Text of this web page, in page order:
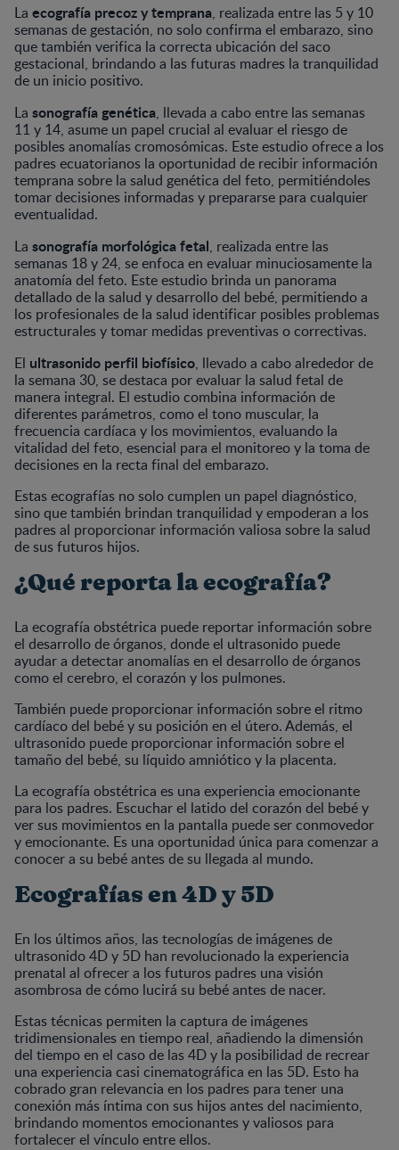
La ecografía precoz y temprana, realizada entre las 5 y 10
semanas de gestación, no solo confirma el embarazo, sino
que también verifica la correcta ubicación del saco
gestacional, brindando a las futuras madres la tranquilidad
de un inicio positivo.
La sonografía genética, llevada a cabo entre las semanas
11 y 14, asume un papel crucial al evaluar el riesgo de
posibles anomalías cromosómicas. Este estudio ofrece a los
padres ecuatorianos la oportunidad de recibir información
temprana sobre la salud genética del feto, permitiéndoles
tomar decisiones informadas y prepararse para cualquier
eventualidad.
La sonografía morfológica fetal, realizada entre las
semanas 18 y 24, se enfoca en evaluar minuciosamente la
anatomía del feto. Este estudio brinda un panorama
detallado de la salud y desarrollo del bebé, permitiendo a
los profesionales de la salud identificar posibles problemas
estructurales y tomar medidas preventivas o correctivas.
El ultrasonido perfil biofísico, llevado a cabo alrededor de
la semana 30, se destaca por evaluar la salud fetal de
manera integral. El estudio combina información de
diferentes parámetros, como el tono muscular, la
frecuencia cardíaca y los movimientos, evaluando la
vitalidad del feto, esencial para el monitoreo y la toma de
decisiones en la recta final del embarazo.
Estas ecografías no solo cumplen un papel diagnóstico,
sino que también brindan tranquilidad y empoderan a los
padres al proporcionar información valiosa sobre la salud
de sus futuros hijos.
¿Qué reporta la ecografía?
La ecografía obstétrica puede reportar información sobre
el desarrollo de órganos, donde el ultrasonido puede
ayudar a detectar anomalías en el desarrollo de órganos
como el cerebro, el corazón y los pulmones.
También puede proporcionar información sobre el ritmo
cardíaco del bebé y su posición en el útero. Además, el
ultrasonido puede proporcionar información sobre el
tamaño del bebé, su líquido amniótico y la placenta.
La ecografía obstétrica es una experiencia emocionante
para los padres. Escuchar el latido del corazón del bebé y
ver sus movimientos en la pantalla puede ser conmovedor
y emocionante. Es una oportunidad única para comenzar a
conocer a su bebé antes de su llegada al mundo.
Ecografías en 4D y 5D
En los últimos años, las tecnologías de imágenes de
ultrasonido 4D y 5D han revolucionado la experiencia
prenatal al ofrecer a los futuros padres una visión
asombrosa de cómo lucirá su bebé antes de nacer.
Estas técnicas permiten la captura de imágenes
tridimensionales en tiempo real, añadiendo la dimensión
del tiempo en el caso de las 4D y la posibilidad de recrear
una experiencia casi cinematográfica en las 5D. Esto ha
cobrado gran relevancia en los padres para tener una
conexión más íntima con sus hijos antes del nacimiento,
brindando momentos emocionantes y valiosos para
fortalecer el vínculo entre ellos.